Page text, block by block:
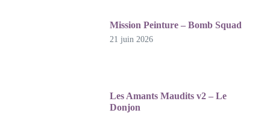
Mission Peinture – Bomb Squad
21 juin 2026
Les Amants Maudits v2 – Le
Donjon